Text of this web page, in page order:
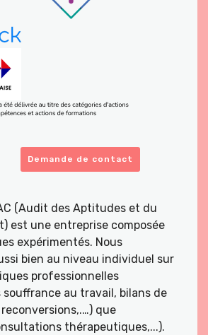
Demande de contact
(Audit des Aptitudes et du
est une entreprise composée
expérimentés. Nous
bien au niveau individuel sur
professionnelles
au travail, bilans de
que
thérapeutiques,...).